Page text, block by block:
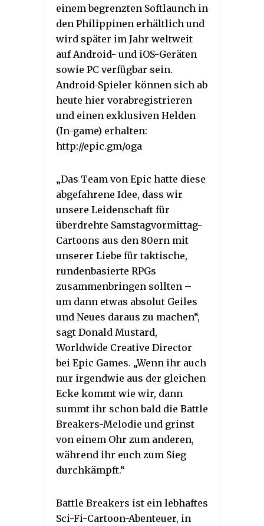
einem begrenzten Softlaunch in
den Philippinen erhältlich und
wird später im Jahr weltweit
auf Android- und iOS-Geräten
sowie PC verfügbar sein.
Android-Spieler können sich ab
heute hier vorabregistrieren
und einen exklusiven Helden
(In-game) erhalten:
http://epic.gm/oga
„Das Team von Epic hatte diese
abgefahrene Idee, dass wir
unsere Leidenschaft für
überdrehte Samstagvormittag-
Cartoons aus den 80ern mit
unserer Liebe für taktische,
rundenbasierte RPGs
zusammenbringen sollten –
um dann etwas absolut Geiles
und Neues daraus zu machen“,
sagt Donald Mustard,
Worldwide Creative Director
bei Epic Games. „Wenn ihr auch
nur irgendwie aus der gleichen
Ecke kommt wie wir, dann
summt ihr schon bald die Battle
Breakers-Melodie und grinst
von einem Ohr zum anderen,
während ihr euch zum Sieg
durchkämpft.“
Battle Breakers ist ein lebhaftes
Sci-Fi-Cartoon-Abenteuer, in